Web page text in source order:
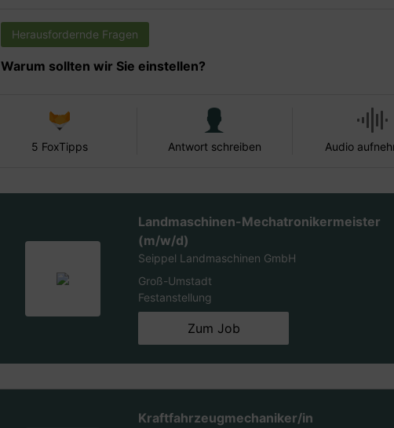
Herausfordernde Fragen
Warum sollten wir Sie einstellen?
5 FoxTipps Antwort schreiben Audio
Landmaschinen-Mechatronikermeister
(m/w/d)
Seippel Landmaschinen GmbH
Groß-Umstadt
Festanstellung
Zum Job
Kraftfahrzeugmechaniker/in